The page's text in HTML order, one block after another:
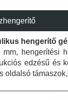
hengerítő
mm, hengerítési
edzésű és
oldalsó